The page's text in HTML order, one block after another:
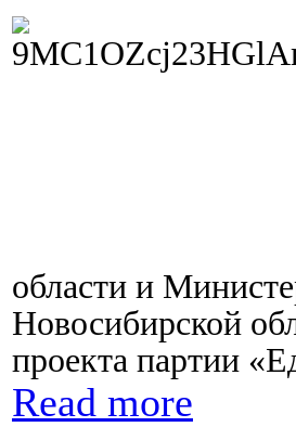
области и
Новосибирской
проекта партии
Read more